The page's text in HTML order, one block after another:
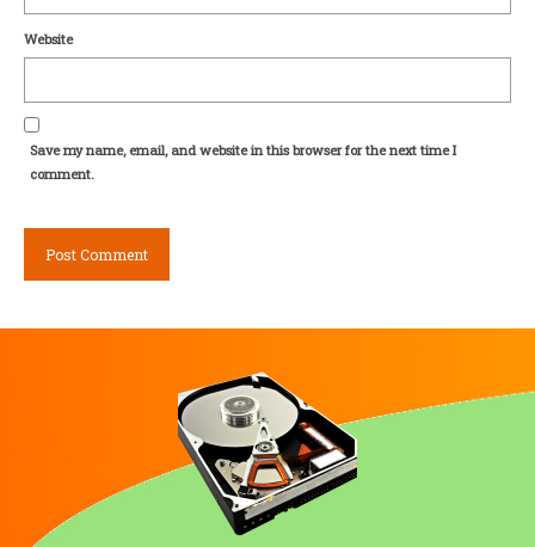
Website
Save my name, email, and website in this browser for the next time I
comment.